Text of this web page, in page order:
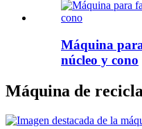
Máquina
núcleo y cono
Máquina de